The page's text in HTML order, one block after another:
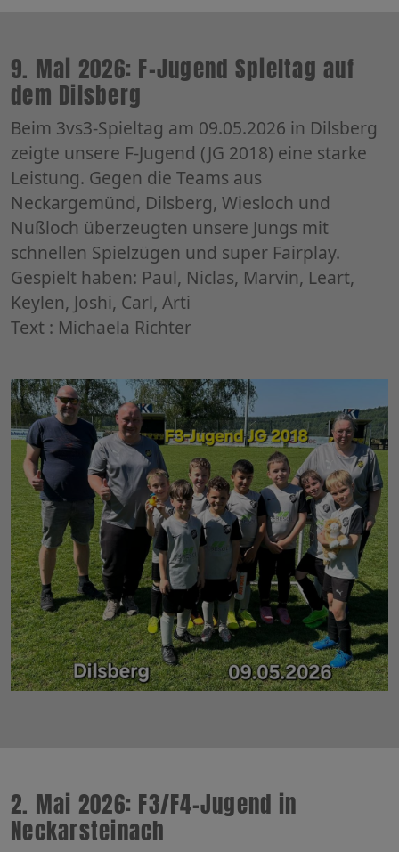
9. Mai 2026: F-Jugend Spieltag auf
dem Dilsberg
Beim 3vs3-Spieltag am 09.05.2026 in Dilsberg
zeigte unsere F-Jugend (JG 2018) eine starke
Leistung. Gegen die Teams aus
Neckargemünd, Dilsberg, Wiesloch und
Nußloch überzeugten unsere Jungs mit
schnellen Spielzügen und super Fairplay.
Gespielt haben: Paul, Niclas, Marvin, Leart,
Keylen, Joshi, Carl, Arti
Text : Michaela Richter
2. Mai 2026: F3/F4-Jugend in
Neckarsteinach